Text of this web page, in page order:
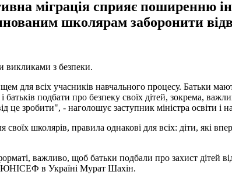
міграція сприяє поширенню
школярам заборонити
викликами з безпеки.
для всіх учасників навчального процесу. Батьки
подбати про безпеку своїх дітей, зокрема,
зробити", - наголошує заступник міністра освіти і
школярів, правила однакові для всіх: діти, які
важливо, щоб батьки подбали про захист дітей
ЮНІСЕФ в Україні Мурат Шахін.